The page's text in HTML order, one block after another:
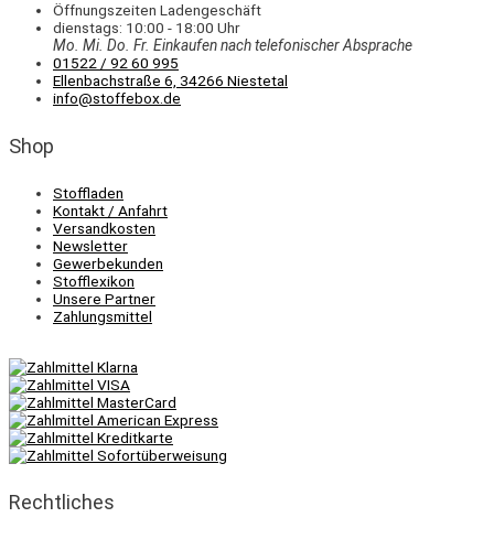
Öffnungszeiten Ladengeschäft
dienstags: 10:00 - 18:00 Uhr
Mo. Mi. Do. Fr. Einkaufennach telefonischer Absprache
01522 / 92 60 995
Ellenbachstraße 6, 34266 Niestetal
info@stoffebox.de
Shop
Stoffladen
Kontakt / Anfahrt
Versandkosten
Newsletter
Gewerbekunden
Stofflexikon
Unsere Partner
Zahlungsmittel
Rechtliches